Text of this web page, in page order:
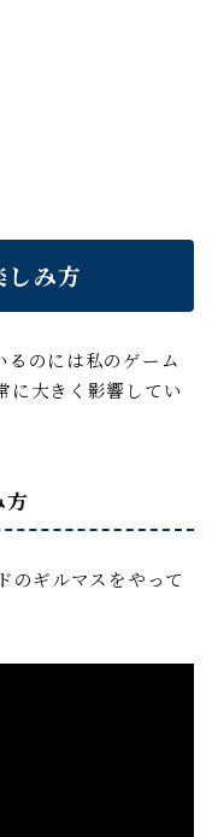
み方
るのには私のゲーム
に大きく影響してい
のギルマスをやって